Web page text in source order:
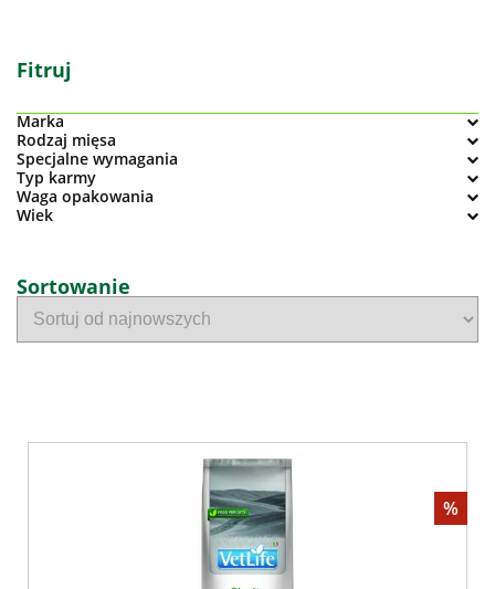
Fitruj
Marka
Rodzaj mięsa
Specjalne wymagania
Typ karmy
Waga opakowania
Wiek
Sortowanie
%